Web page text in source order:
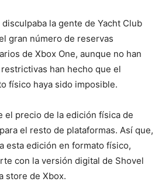
la gente de Yacht Club
gran número de reservas
de Xbox One, aunque no han
han hecho que el
físico haya sido imposible.
el precio de la edición física de
el resto de plataformas. Así que,
esta edición en formato físico,
con la versión digital de Shovel
store de Xbox.